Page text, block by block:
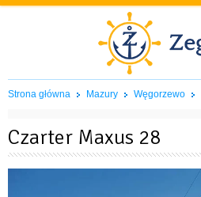
Strona główna Mazury Węgorzewo
Czarter Maxus 28